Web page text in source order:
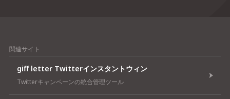
関連サイト
giff letter Twitterインスタントウィン
Twitterキャンペーンの統合管理ツール